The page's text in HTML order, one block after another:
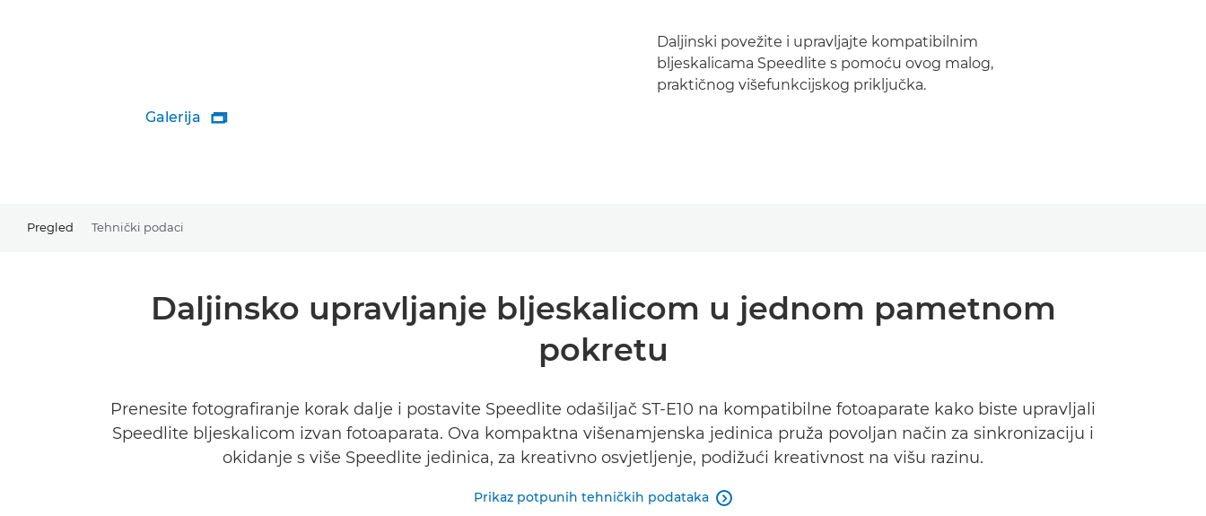
Galerija 
Daljinski povežite i upravljajte kompatibilnim
bljeskalicama Speedlite s pomoću ovog malog,
praktičnog višefunkcijskog priključka.
Pregled Tehnički podaci
Daljinsko upravljanje bljeskalicom u jednom pametnom
pokretu
Prenesite fotografiranje korak dalje i postavite Speedlite odašiljač ST-E10 na kompatibilne fotoaparate kako biste upravljali
Speedlite bljeskalicom izvan fotoaparata. Ova kompaktna višenamjenska jedinica pruža povoljan način za sinkronizaciju i
okidanje s više Speedlite jedinica, za kreativno osvjetljenje, podižući kreativnost na višu razinu.
Prikaz potpunih tehničkih podataka 